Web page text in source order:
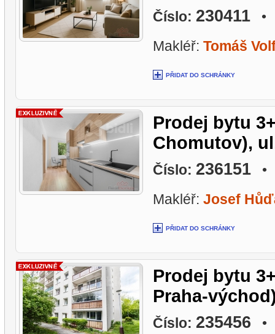
Číslo: 230411 •
Makléř: Tomáš
PŘIDAT DO SCHRÁNKY
Prodej bytu
Chomutov),
Číslo: 236151 •
Makléř: Josef
PŘIDAT DO SCHRÁNKY
Prodej bytu
Praha-
Číslo: 235456 •